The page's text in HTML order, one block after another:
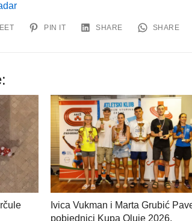
PIN IT SHARE SHARE
Ivica Vukman i Marta Grubić
pobjednici Kupa Oluje 2026,